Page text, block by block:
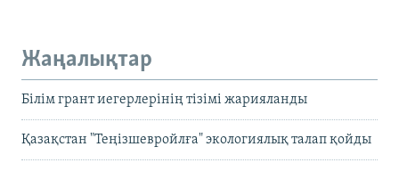
Жаңалықтар
Білім грант иегерлерінің тізімі жарияланды
Қазақстан "Теңізшевройлға" экологиялық талап қойды